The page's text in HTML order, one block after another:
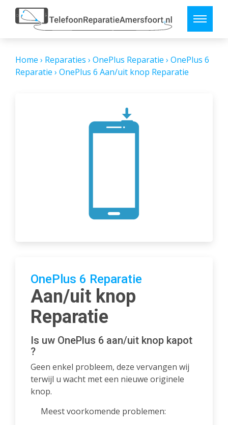
Home › Reparaties › OnePlus Reparatie › OnePlus 6
Reparatie › OnePlus 6 Aan/uit knop Reparatie
OnePlus 6 Reparatie
Aan/uit knop
Reparatie
Is uw OnePlus 6 aan/uit knop kapot
?
Geen enkel probleem, deze vervangen wij
terwijl u wacht met een nieuwe originele
knop.
Meest voorkomende problemen: